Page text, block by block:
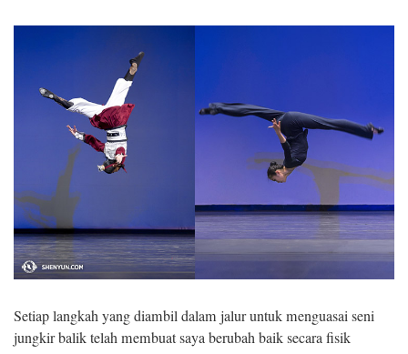
Setiap langkah yang diambil dalam jalur untuk menguasai seni
jungkir balik telah membuat saya berubah baik secara fisik